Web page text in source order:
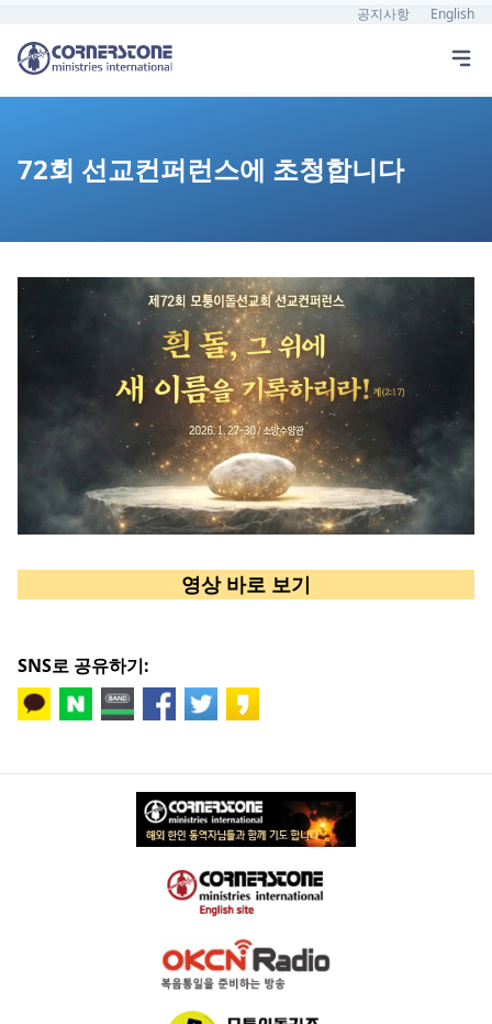
공지사항 English
72회 선교컨퍼런스에 초청합니다
영상 바로 보기
SNS로 공유하기: